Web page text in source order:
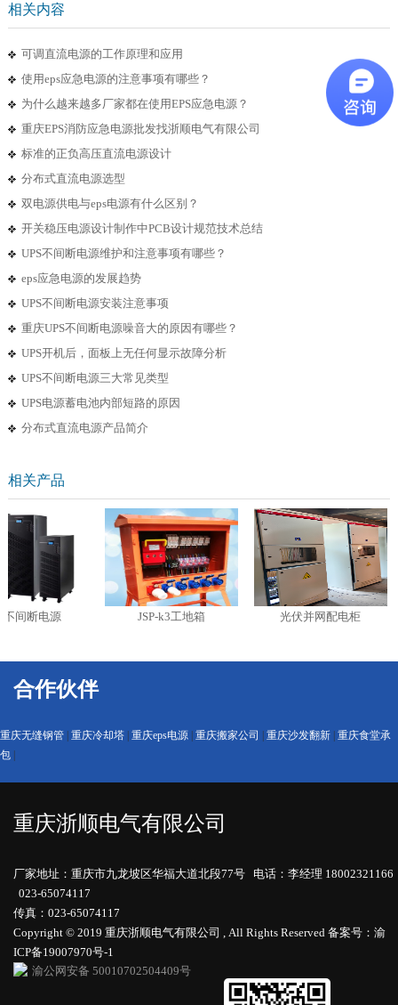
相关内容
可调直流电源的工作原理和应用
使用eps应急电源的注意事项有哪些？
为什么越来越多厂家都在使用EPS应急电源？
重庆EPS消防应急电源批发找浙顺电气有限公司
标准的正负高压直流电源设计
分布式直流电源选型
双电源供电与eps电源有什么区别？
开关稳压电源设计制作中PCB设计规范技术总结
UPS不间断电源维护和注意事项有哪些？
eps应急电源的发展趋势
UPS不间断电源安装注意事项
重庆UPS不间断电源噪音大的原因有哪些？
UPS开机后，面板上无任何显示故障分析
UPS不间断电源三大常见类型
UPS电源蓄电池内部短路的原因
分布式直流电源产品简介
相关产品
间断电源 JSP-k3工地箱 光伏并网配电柜
合作伙伴
重庆无缝钢管 | 重庆冷却塔 | 重庆eps电源 | 重庆搬家公司 | 重庆沙发翻新 | 重庆食堂承
包 |
重庆浙顺电气有限公司
厂家地址：重庆市九龙坡区华福大道北段77号 电话：李经理 18002321166
023-65074117
传真：023-65074117
Copyright © 2019 重庆浙顺电气有限公司 , All Rights Reserved 备案号：渝
ICP备19007970号-1
渝公网安备 50010702504409号